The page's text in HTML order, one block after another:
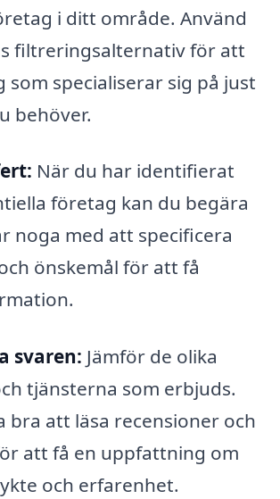
i ditt område. Använd
filtreringsalternativ för att
specialiserar sig på just
behöver.
När du har identifierat
företag kan du begära
noga med att specificera
önskemål för att få
svaren: Jämför de olika
tjänsterna som erbjuds.
bra att läsa recensioner och
att få en uppfattning om
och erfarenhet.